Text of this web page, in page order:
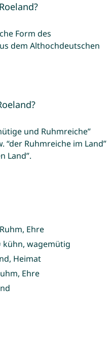
Form des
dem Althochdeutschen
und Ruhmreiche”
“der Ruhmreiche im Land”
Land”.
Ehre
kühn, wagemütig
Heimat
Ehre